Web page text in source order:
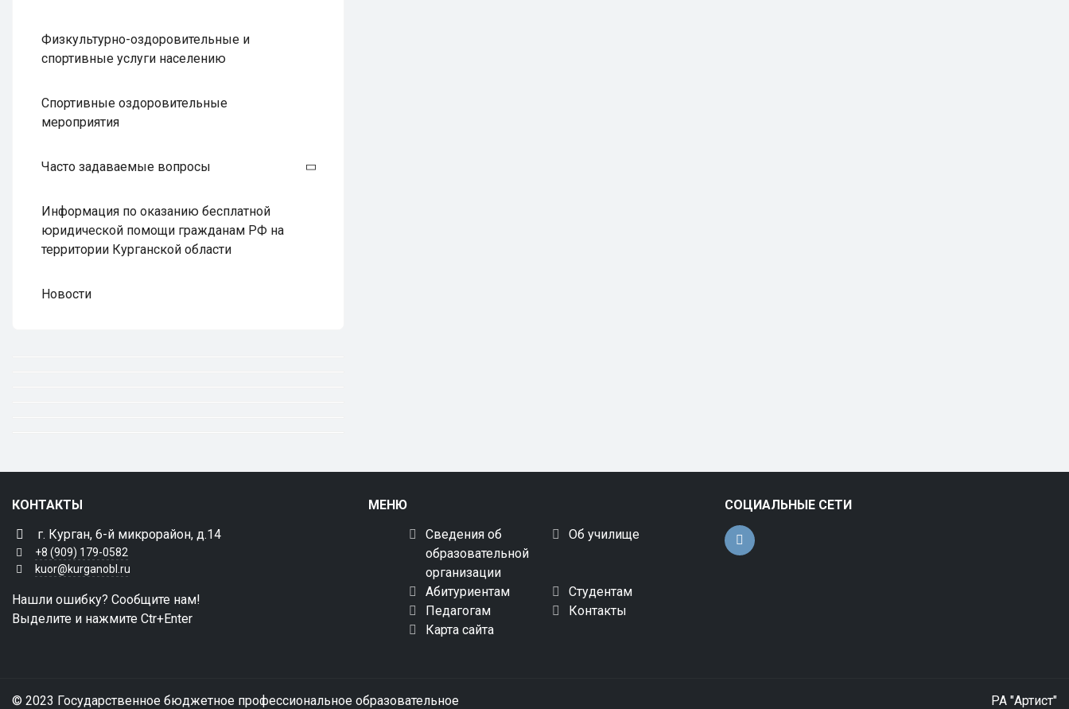
Физкультурно-оздоровительные и
спортивные услуги населению
Спортивные оздоровительные
мероприятия
Часто задаваемые вопросы
Информация по оказанию бесплатной
юридической помощи гражданам РФ на
территории Курганской области
Новости
КОНТАКТЫ
г. Курган, 6-й микрорайон, д.14
+8 (909) 179-0582
kuor@kurganobl.ru
Нашли ошибку? Сообщите нам!
Выделите и нажмите Ctr+Enter
МЕНЮ
Сведения об
образовательной
организации
Об училище
Абитуриентам
Студентам
Педагогам
Контакты
Карта сайта
СОЦИАЛЬНЫЕ СЕТИ
© 2023 Государственное бюджетное профессиональное образовательное РА "Артист"